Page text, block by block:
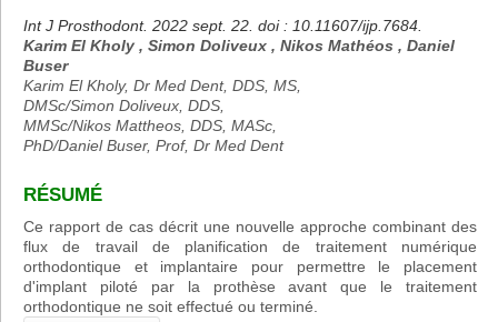
Int J Prosthodont. 2022 sept. 22. doi : 10.11607/ijp.7684.
Karim El Kholy , Simon Doliveux , Nikos Mathéos , Daniel
Buser
Karim El Kholy, Dr Med Dent, DDS, MS,
DMSc/Simon Doliveux, DDS,
MMSc/Nikos Mattheos, DDS, MASc,
PhD/Daniel Buser, Prof, Dr Med Dent
RÉSUMÉ
Ce rapport de cas décrit une nouvelle approche combinant des
flux de travail de planification de traitement numérique
orthodontique et implantaire pour permettre le placement
d'implant piloté par la prothèse avant que le traitement
orthodontique ne soit effectué ou terminé.